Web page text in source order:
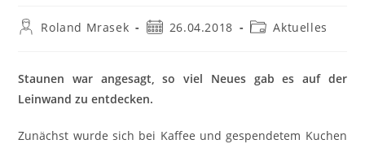
Roland Mrasek 26.04.2018 Aktuelles
Staunen war angesagt, so viel Neues gab es auf der
Leinwand zu entdecken.
Zunächst wurde sich bei Kaffee und gespendetem Kuchen